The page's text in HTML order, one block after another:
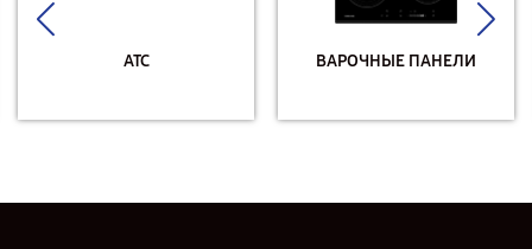
АТС ВАРОЧНЫЕ ПАНЕЛИ